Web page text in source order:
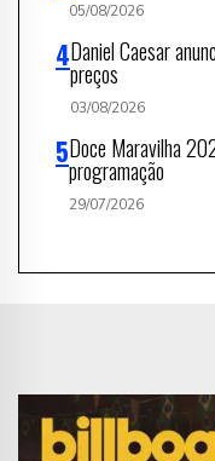
05/08/2026
Daniel Caesar
preços
03/08/2026
Doce Maravilha
programação
29/07/2026